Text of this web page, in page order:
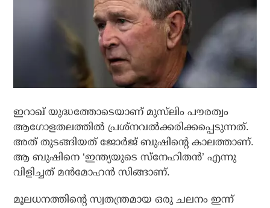
ഇറാഖ് യുദ്ധത്തോടെയാണ് മുസ്‌ലിം പൗരത്വം
ആഗോളതലത്തില്‍ പ്രശ്‌നവല്‍ക്കരിക്കപ്പെടുന്നത്.
അത് തുടങ്ങിയത് ജോര്‍ജ് ബുഷിന്റെ കാലത്താണ്.
ആ ബുഷിനെ ‘ഇന്ത്യയുടെ സ്‌നേഹിതന്‍’ എന്നു
വിളിച്ചത് മന്‍മോഹന്‍ സിങ്ങാണ്.
മൂലധനത്തിന്റെ സ്വതന്ത്രമായ ഒരു ചലനം ഇന്ന്